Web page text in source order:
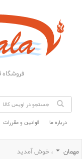
فروشگاه
درباره ما قوانین و مقررات
، خوش آمدید